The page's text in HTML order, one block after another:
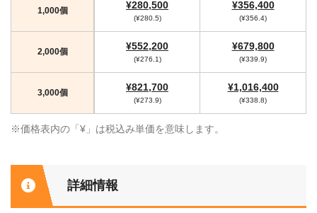
1,000個 ¥280,500
(¥280.5)
¥356,400
(¥356.4)
2,000個 ¥552,200
(¥276.1)
¥679,800
(¥339.9)
3,000個 ¥821,700
(¥273.9)
¥1,016,400
(¥338.8)
※価格表内の「¥」は税込み単価を意味します。
詳細情報